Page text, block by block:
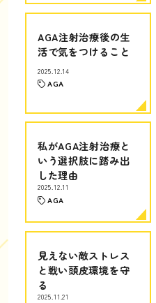
AGA注射治療後の生
活で気をつけること
2025.12.14
AGA
私がAGA注射治療と
いう選択肢に踏み出
した理由
2025.12.11
AGA
見えない敵ストレス
と戦い頭皮環境を守
る
2025.11.21